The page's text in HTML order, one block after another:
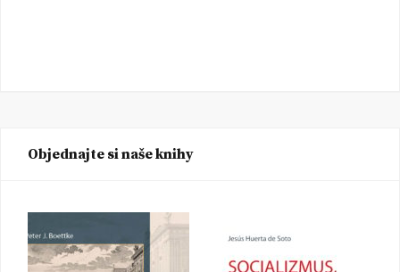
Objednajte si naše knihy